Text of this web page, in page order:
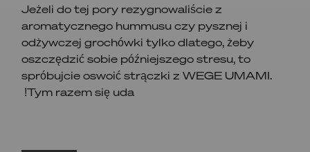
​Jeżeli do tej pory rezygnowaliście z
aromatycznego hummusu czy pysznej i
odżywczej grochówki tylko dlatego, żeby
oszczędzić sobie późniejszego stresu, to
spróbujcie oswoić strączki z WEGE UMAMI.
Tym razem się uda!